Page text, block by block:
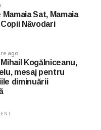
Sat, Mamaia
Năvodari
ago
Kogălniceanu,
mesaj pentru
diminuării